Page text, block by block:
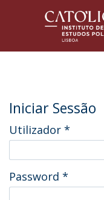
Iniciar Sessão
Utilizador *
Password *